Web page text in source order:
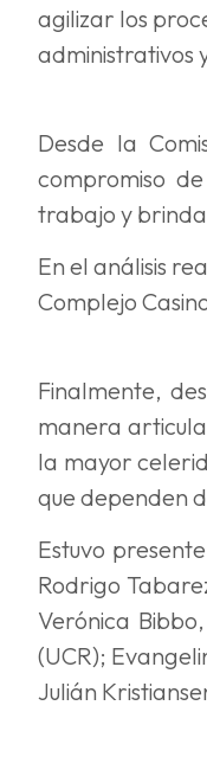
agilizar los
administrativos
Desde la
compromiso
trabajo y
En el análisis
Complejo
Finalmente,
manera
la mayor
que dependen
Estuvo
Rodrigo
Verónica
(UCR);
Julián